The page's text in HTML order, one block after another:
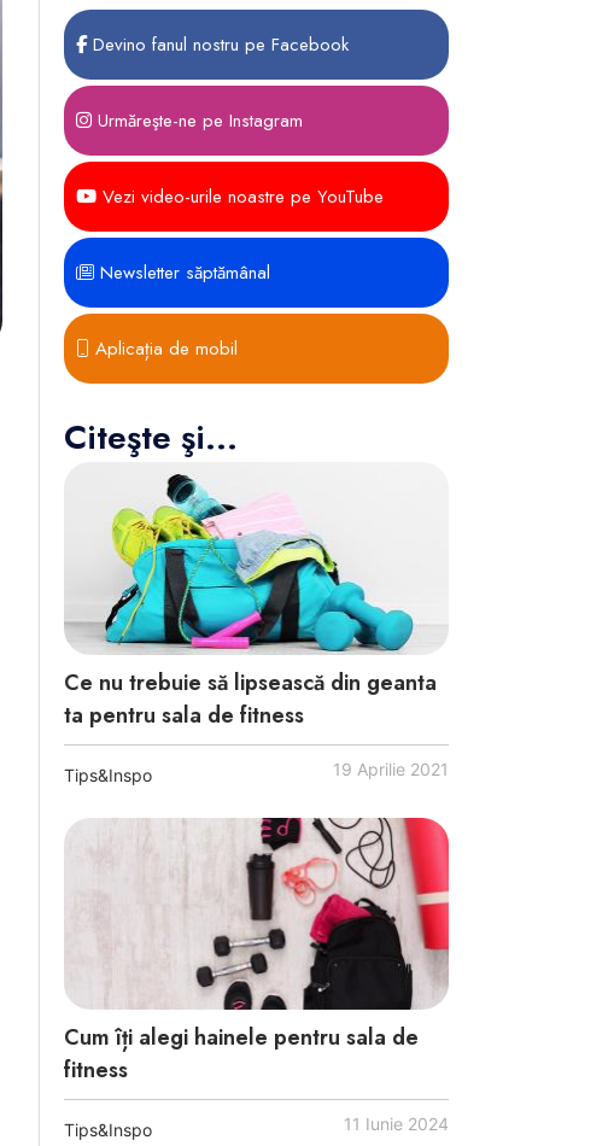
Devino fanul nostru pe Facebook
Urmăreşte-ne pe Instagram
Vezi video-urile noastre pe YouTube
Newsletter săptămânal
Aplicația de mobil
Citeşte şi...
Ce nu trebuie să lipsească din geanta
ta pentru sala de fitness
Tips&Inspo 19 Aprilie 2021
Cum îți alegi hainele pentru sala de
fitness
Tips&Inspo 11 Iunie 2024